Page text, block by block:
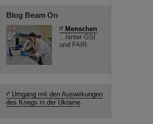
Blog Beam On
Menschen
...hinter GSI
und FAIR.
Umgang mit den Auswirkungen
des Kriegs in der Ukraine